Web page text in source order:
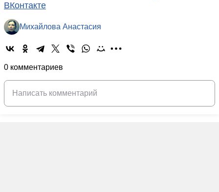
ВКонтакте
Михайлова Анастасия
0 комментариев